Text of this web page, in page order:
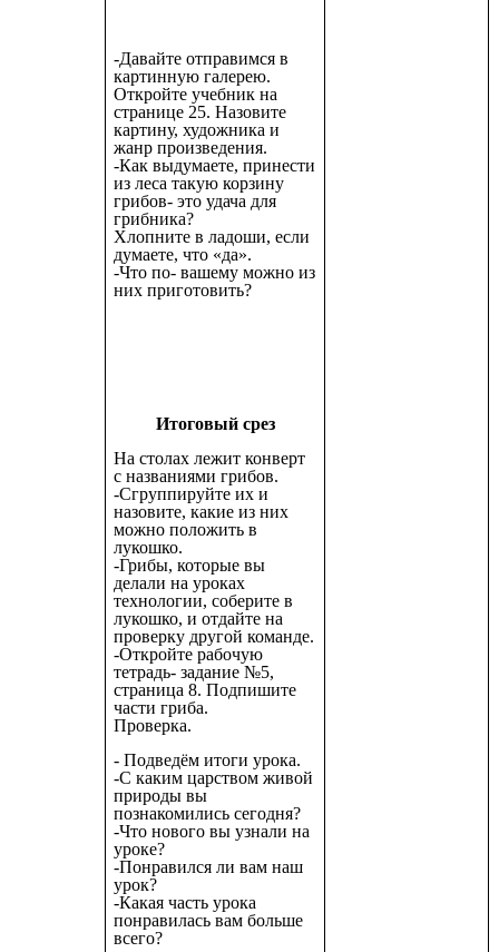
-Давайте отправимся в
картинную галерею.
Откройте учебник на
странице 25. Назовите
картину, художника и
жанр произведения.
-Как выдумаете, принести
из леса такую корзину
грибов- это удача для
грибника?
Хлопните в ладоши, если
думаете, что «да».
-Что по- вашему можно из
них приготовить?
Итоговый срез
На столах лежит конверт
с названиями грибов.
-Сгруппируйте их и
назовите, какие из них
можно положить в
лукошко.
-Грибы, которые вы
делали на уроках
технологии, соберите в
лукошко, и отдайте на
проверку другой команде.
-Откройте рабочую
тетрадь- задание №5,
страница 8. Подпишите
части гриба.
Проверка.
- Подведём итоги урока.
-С каким царством живой
природы вы
познакомились сегодня?
-Что нового вы узнали на
уроке?
-Понравился ли вам наш
урок?
-Какая часть урока
понравилась вам больше
всего?